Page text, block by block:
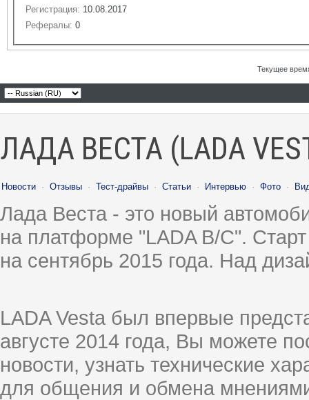
Регистрация: 10.08.2017
Рефералы: 0
Текущее
ЛАДА ВЕСТА (LADA
Новости · Отзывы · Тест-драйвы · Статьи · Интервью · Фото ·
Лада Веста - это новый
на платформе "LADA B/C".
на сентябрь 2015 года. Над
LADA Vesta был впервые
августе 2014 года, Вы можете
новости, узнать технические
для общения и обмена